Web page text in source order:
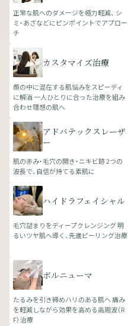
正常な肌へのダメージを極力軽減、 シ
ミ・あざなどにピンポイントでアプロー
チ
カスタマイズ治療
顔の中に混在する肌悩みをスピーディ
に解消 一人ひとりに合った治療を組み
合わせ理想の肌へ
アドバテックスレーザ
ー
肌の赤み・毛穴の開き・ニキビ跡 2つの
波長で、自信が持てる素肌に
ハイドラフェイシャル
毛穴詰まりをディープクレンジング 明
るいツヤ肌へ導く、先進ピーリング治療
ボルニューマ
たるみを引き締めハリのある肌へ 痛み
を軽減しながら効果を高める高周波（R
F）治療